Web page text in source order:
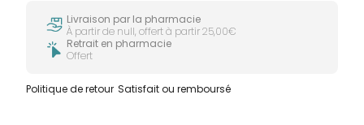
Livraison par la pharmacie
À partir de null, offert à partir 25,00€
Retrait en pharmacie
Offert
Politique de retour Satisfait ou remboursé